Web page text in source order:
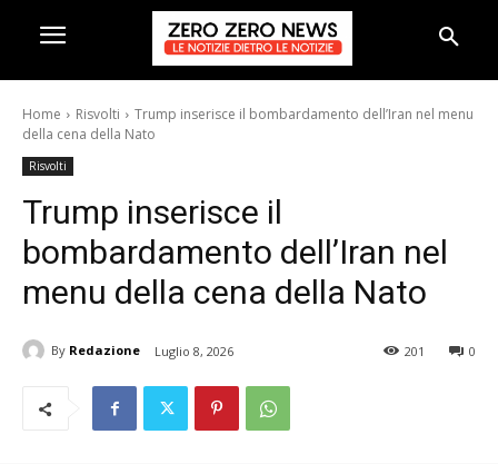
Home Risvolti
Trump inserisce il bombardamento dell’Iran nel menu
della cena della Nato
Risvolti
Trump inserisce il
bombardamento dell’Iran nel
menu della cena della Nato
By Redazione Luglio 8, 2026 0
201